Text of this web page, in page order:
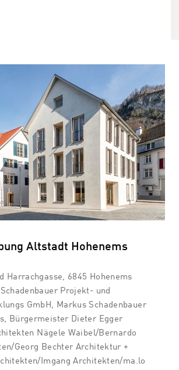
Altstadt Hohenems
Harrachgasse, 6845 Hohenems
Projekt- und
GmbH, Markus Schadenbauer
Bürgermeister Dieter Egger
Nägele Waibel/Bernardo
Georg Bechter Architektur +
Imgang Architekten/ma.lo